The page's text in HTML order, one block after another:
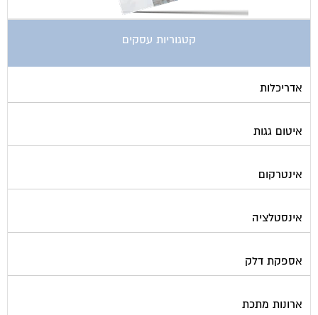
קטגוריות עסקים
אדריכלות
איטום גגות
אינטרקום
אינסטלציה
אספקת דלק
ארונות מתכת